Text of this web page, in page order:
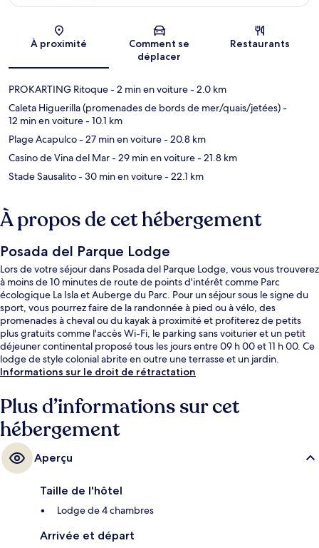
Carte
À proximité
Comment se
déplacer
Restaurants
PROKARTING Ritoque- 2 min en voiture- 2.0 km
Caleta Higuerilla (promenades de bords de mer/quais/jetées)-
12 min en voiture- 10.1 km
Plage Acapulco- 27 min en voiture- 20.8 km
Casino de Vina del Mar- 29 min en voiture- 21.8 km
Stade Sausalito- 30 min en voiture- 22.1 km
À propos de cet hébergement
Posada del Parque Lodge
Lors de votre séjour dans Posada del Parque Lodge, vous vous trouverez
à moins de 10 minutes de route de points d'intérêt comme Parc
écologique La Isla et Auberge du Parc. Pour un séjour sous le signe du
sport, vous pourrez faire de la randonnée à pied ou à vélo, des
promenades à cheval ou du kayak à proximité et profiterez de petits
plus gratuits comme l'accès Wi-Fi, le parking sans voiturier et un petit
déjeuner continental proposé tous les jours entre 09 h 00 et 11 h 00. Ce
lodge de style colonial abrite en outre une terrasse et un jardin.
Informations sur le droit de rétractation
Plus d’informations sur cet
hébergement
Aperçu
Taille de l'hôtel
Lodge de 4 chambres
Arrivée et départ